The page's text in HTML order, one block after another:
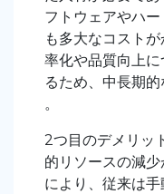
フトウェアやハ
も多大なコスト
率化や品質向上
るため、中長期
。
2つ目のデメリッ
的リソースの減
により、従来は